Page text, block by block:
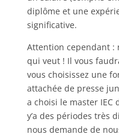
diplôme et une
significative.
Attention cependant :
qui veut ! Il vous
vous choisissez une
attachée de presse
a choisi le master IEC
y’a des périodes très
nous demande de